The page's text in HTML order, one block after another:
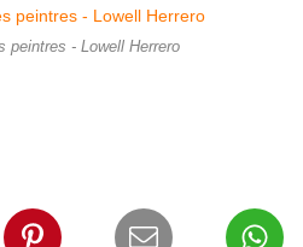
peintres - Lowell Herrero